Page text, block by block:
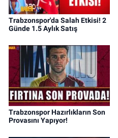
Trabzonspor'da Salah Etkisi! 2
Günde 1.5 Aylık Satış
Trabzonspor Hazırlıkların Son
Provasını Yapıyor!